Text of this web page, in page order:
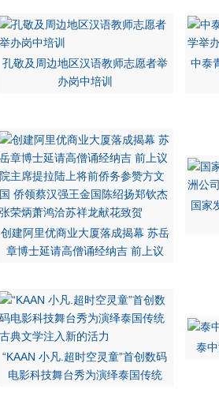
孔敬及周边地区汉语教师志愿者举
办岗中培训
中泰
创建阿里优商业大厦落成揭幕 苏岳
章博士延请高僧诵经纳吉 前上议
国家
“KAAN 小凡.超时空灵童”首创数码
电影科技舞台秀为演绎泰国传统
泰